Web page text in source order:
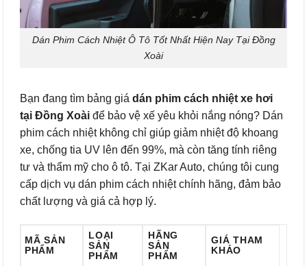
Dán Phim Cách Nhiệt Ô Tô Tốt Nhất Hiện Nay Tại Đồng
Xoài
Bạn đang tìm bảng giá dán phim cách nhiệt xe hơi
tại Đồng Xoài để bảo vệ xế yêu khỏi nắng nóng? Dán
phim cách nhiệt không chỉ giúp giảm nhiệt độ khoang
xe, chống tia UV lên đến 99%, mà còn tăng tính riêng
tư và thẩm mỹ cho ô tô. Tại ZKar Auto, chúng tôi cung
cấp dịch vụ dán phim cách nhiệt chính hãng, đảm bảo
chất lượng và giá cả hợp lý.
MÃ SẢN
PHẨM
LOẠI
SẢN
PHẨM
HÃNG
SẢN
PHẨM
GIÁ THAM
KHẢO